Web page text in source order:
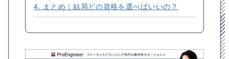
4. まとめ｜結局どの資格を選べばいいの？